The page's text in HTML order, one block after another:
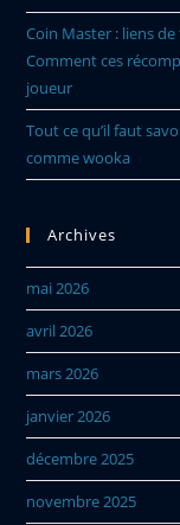
Coin Master : liens
Comment ces
joueur
Tout ce qu’il faut
comme wooka
Archives
mai 2026
avril 2026
mars 2026
janvier 2026
décembre 2025
novembre 2025